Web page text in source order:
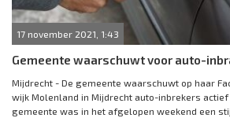
17 november 2021, 1:43
Gemeente waarschuwt voor auto-
Mijdrecht - De gemeente waarschuwt op haar
wijk Molenland in Mijdrecht auto-inbrekers actief
gemeente was in het afgelopen weekend een